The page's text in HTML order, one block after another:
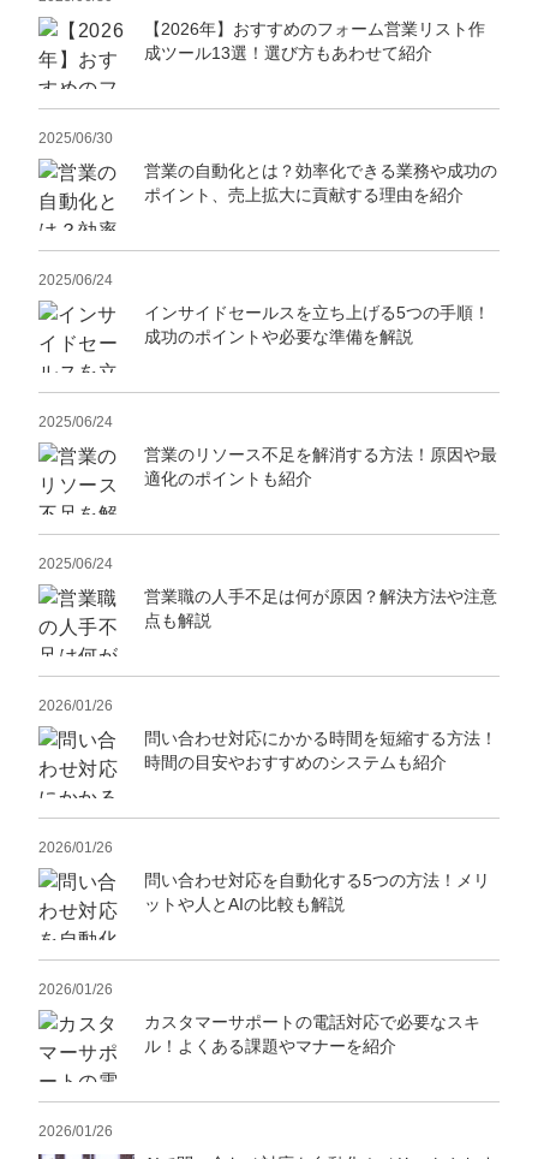
ドする
StockSun株式会社〒160-0023 東京都新宿区西新宿3丁目7-30 フロ
ンティアグラン西新宿地下1階B102号室
サイトマッププライバシーポリシー
【2026年】おすすめのフォーム営業リスト作
成ツール13選！選び方もあわせて紹介
2025/06/30
営業の自動化とは？効率化できる業務や成功の
ポイント、売上拡大に貢献する理由を紹介
2025/06/24
インサイドセールスを立ち上げる5つの手順！
成功のポイントや必要な準備を解説
2025/06/24
営業のリソース不足を解消する方法！原因や最
適化のポイントも紹介
2025/06/24
営業職の人手不足は何が原因？解決方法や注意
点も解説
2026/01/26
問い合わせ対応にかかる時間を短縮する方法！
時間の目安やおすすめのシステムも紹介
2026/01/26
問い合わせ対応を自動化する5つの方法！メリ
ットや人とAIの比較も解説
2026/01/26
カスタマーサポートの電話対応で必要なスキ
ル！よくある課題やマナーを紹介
2026/01/26